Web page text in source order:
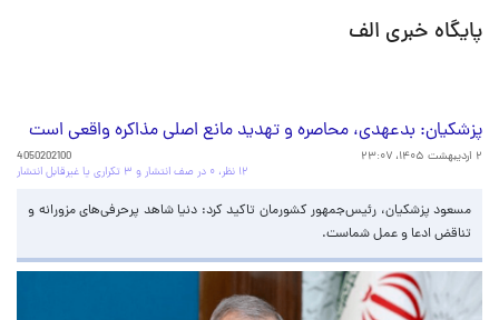
پایگاه خبری الف
پزشکیان: بدعهدی، محاصره و تهدید مانع اصلی مذاکره واقعی است‌
۲ اردیبهشت ۱۴۰۵، ۲۳:۰۷
4050202100
۱۲ نظر، ۰ در صف انتشار و ۳ تکراری یا غیرقابل انتشار
مسعود پزشکیان، رئیس‌جمهور کشورمان تاکید کرد: دنیا شاهد پرحرفی‌های مزورانه و
تناقض ادعا و عمل شماست.